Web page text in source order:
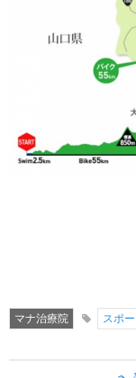
マナ治療院 スポ